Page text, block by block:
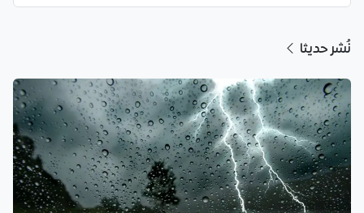
نُشر حديثا